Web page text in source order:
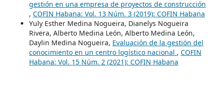
gestión en una empresa de proyectos de construcción
, COFIN Habana: Vol. 13 Núm. 3 (2019): COFIN Habana
Yuly Esther Medina Nogueira, Dianelys Nogueira
Rivera, Alberto Medina León, Alberto Medina León,
Daylin Medina Nogueira, Evaluación de la gestión del
conocimiento en un centro logístico nacional , COFIN
Habana: Vol. 15 Núm. 2 (2021): COFIN Habana